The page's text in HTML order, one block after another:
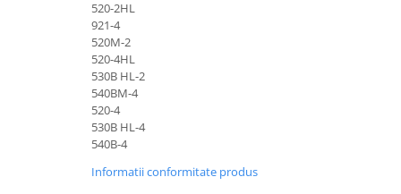
Burduf pentru intrerupator
Contact 2 pozitii
Contact 3 pozitii
Contact 4 pozitii
Selector 2 pozitii
Selector 3 pozitii
Intrerupator basculant 2 pozitii
Piese Bobard
Piese Barthoud
Piese Baretta
Piese Benford
Piese Belarus
Piese Baumann
520-2HL
921-4
520M-2
520-4HL
530B HL-2
540BM-4
520-4
530B HL-4
540B-4
Informatii conformitate produs